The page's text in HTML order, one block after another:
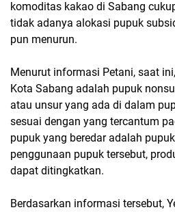
komoditas kakao di Sabang
tidak adanya alokasi pupuk
pun menurun.
Menurut informasi Petani, saat
Kota Sabang adalah pupuk
atau unsur yang ada di dalam
sesuai dengan yang tercantum
pupuk yang beredar adalah
penggunaan pupuk tersebut,
dapat ditingkatkan.
Berdasarkan informasi tersebut,